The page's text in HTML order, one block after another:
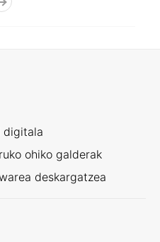
digitala
ohiko galderak
deskargatzea